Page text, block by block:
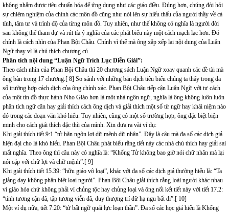
không nhắm được tiêu chuẩn hóa để ứng dụng như các giáo điều. Đúng hơn, chúng đòi hỏi
sự chiêm nghiệm của chính các môn đồ cũng như nói lên sự hiểu thấu của người thầy về cá
tính, tâm tư và trình độ của từng môn đồ. Tuy nhiên, như thế không có nghĩa là người đời
sau không thể tham dự và rút tỉa ý nghĩa của các phát biểu này một cách mạch lạc hơn. Đó
chính là cách nhìn của Phan Bội Châu. Chính vì thế mà ông xắp xếp lại nội dung của Luận
Ngữ thay vì là chú thích chương cú.
Phân tích nội dung “Luận Ngữ Trích Lục Diễn Giải”:
Theo cách nhìn của Phan Bội Châu thì 20 chương sách Luận Ngữ xoay quanh các đề tài mà
ông bàn trong 17 chương.[ 8] So sánh với những bản dịch tiêu biểu chúng ta thấy trong đa
số trường hợp cách dịch của ông chính xác. Phan Bội Châu tiếp cận Luận Ngữ với tư cách
của một tín đồ thực hành Nho Giáo hơn là một nhà ngôn ngữ, nghĩa là ông không luôn luôn
phân tích ngữ căn hay giải thích cách ông dịch và giải thích một số từ ngữ hay khái niệm nào
đó trong các đoạn văn khó hiểu. Tuy nhiên, cũng có một số trường hợp, ông đặc biệt biện
minh cho cách giải thích đặc thù của mình. Xin đưa ra vài ví dụ:
Khi giải thích tiết 9:1 “tử hãn ngôn lợi dữ mệnh dữ nhân”. Đây là câu mà đa số các dịch giả
hiện đại cho là khó hiểu. Phan Bội Châu phát biểu rằng tiết này các nhà chú thích hay giải sai
mất nghĩa. Theo ông thì câu này có nghĩa là: “Khổng Tử không bao giờ nói chữ nhân mà lại
nói cặp với chữ lợi và chữ mệnh”.[ 9]
Khi giải thích tiết 15.39: “hữu giáo vô loại”, khác với đa số các dịch giả thường hiểu là: “Ta
giảng dạy không phân biệt loại người”. Phan Bội Châu giải thích rằng loài người khác nhau
vì giáo hóa chứ không phải vì chủng tộc hay chủng loại và ông nối kết tiết này với tiết 17.2:
“tính tương cận dã, tập tương viễn dã, duy thượng trí dữ hạ ngu bất di”.[ 10]
Một ví dụ nữa, tiết 7:20: “tử bất ngữ quái lực loạn thần”. Đa số các học giả hiểu là Khổng